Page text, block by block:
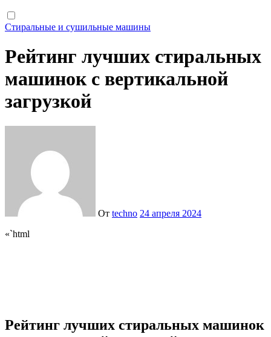
Стиральные и сушильные машины
Рейтинг лучших стиральных
машинок с вертикальной
загрузкой
От techno 24 апреля 2024
«`html
Рейтинг лучших стиральных машинок